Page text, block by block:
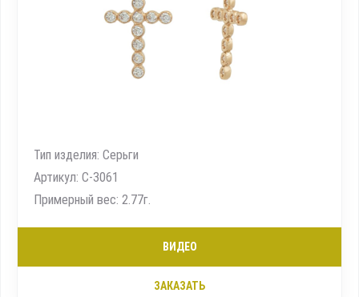
Тип изделия: Серьги
Артикул: С-3061
Примерный вес: 2.77г.
ВИДЕО
ЗАКАЗАТЬ